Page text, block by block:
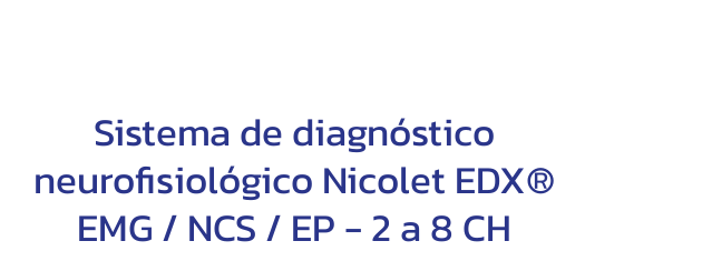
Sistema de diagnóstico
neurofisiológico Nicolet EDX®
EMG / NCS / EP - 2 a 8 CH